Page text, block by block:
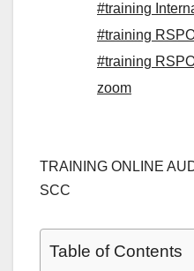
#training
#training
#training
zoom
TRAINING ONLINE
SCC
Table of Contents